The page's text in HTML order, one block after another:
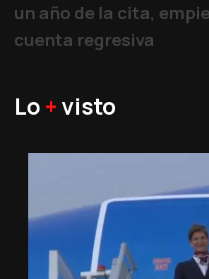
un año de la cita,
cuenta regresiva
Lo +visto